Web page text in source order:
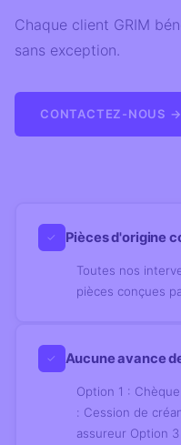
Chaque client GRIM
sans exception.
CONTACTEZ-NOUS →
✓ Pièces d'origine
Toutes nos
pièces conçues
✓ Aucune avance
Option 1 :
: Cession de
assureur Option